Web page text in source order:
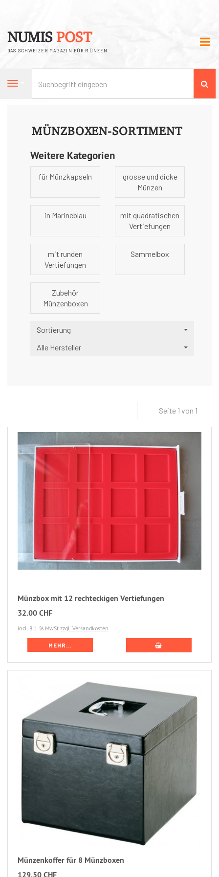
NUMIS POST
DAS SCHWEIZER MAGAZIN FÜR MÜNZEN
Navigation
MÜNZBOXEN-SORTIMENT
Weitere Kategorien
für Münzkapseln
grosse und dicke
Münzen
in Marineblau
mit quadratischen
Vertiefungen
mit runden
Vertiefungen
Sammelbox
Zubehör
Münzenboxen
Sortierung
Alle Hersteller
Seite 1 von 1
Münzbox mit 12 rechteckigen Vertiefungen
32.00 CHF
incl. 8.1 % MwSt zzgl. Versandkosten
MEHR...
Münzenkoffer für 8 Münzboxen
129.50 CHF